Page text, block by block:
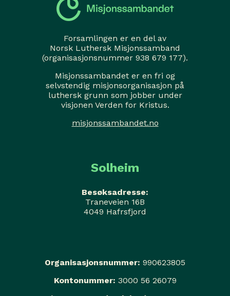
Forsamlingen er en del av
Norsk Luthersk Misjonssamband
(organisasjonsnummer 938 679 177).
Misjonssambandet er en fri og
selvstendig misjonsorganisasjon på
luthersk grunn som jobber under
visjonen Verden for Kristus.
misjonssambandet.no
Solheim
Besøksadresse:
Traneveien 16B
4049 Hafrsfjord
Organisasjonsnummer: 990623805
Kontonummer: 3000 56 26079